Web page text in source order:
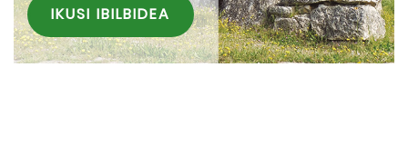
IKUSI IBILBIDEA